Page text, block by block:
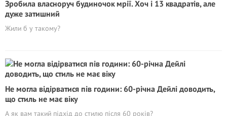
Зробила власноруч будиночок мрії. Хоч і 13 квадратів, але
дуже затишний
Жили б у такому?
Не могла відірватися пів години: 60-річна Дейлі доводить,
що стиль не має віку
А як вам такий підхід до стилю після 60 років?